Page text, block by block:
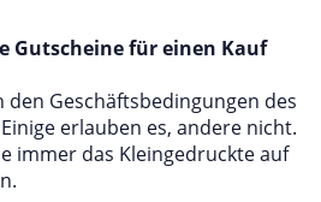
Gutscheine für einen Kauf
den Geschäftsbedingungen des
erlauben es, andere nicht.
immer das Kleingedruckte auf